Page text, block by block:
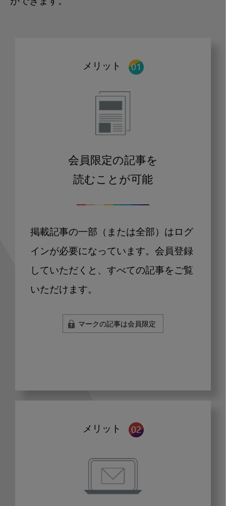
ができます。
メリット
会員限定の記事を
読むことが可能
掲載記事の一部（または全部）はログ
インが必要になっています。会員登録
していただくと、すべての記事をご覧
いただけます。
マークの記事は会員限定
メリット